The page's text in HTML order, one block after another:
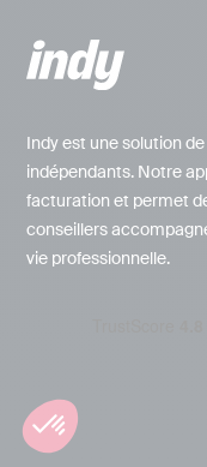
Indy est une solution
indépendants. Notre
facturation et permet
conseillers
vie professionnelle.